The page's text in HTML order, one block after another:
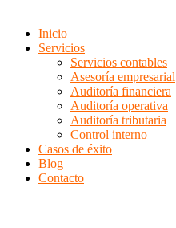
Inicio
Servicios
Servicios contables
Asesoría empresarial
Auditoría financiera
Auditoría operativa
Auditoría tributaria
Control interno
Casos de éxito
Blog
Contacto